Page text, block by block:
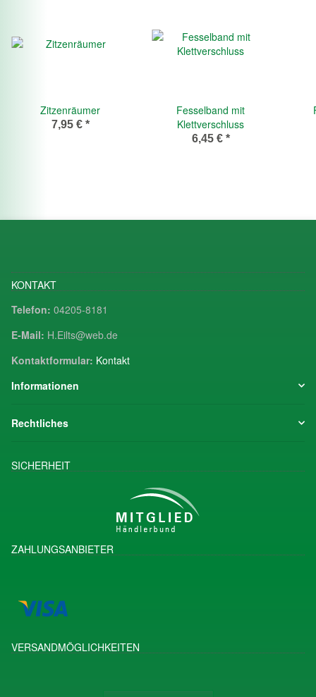
Zitzenräumer
7,95 € *
Fesselband mit
Klettverschluss
6,45 € *
KONTAKT
Telefon: 04205-8181
E-Mail: H.Eilts@web.de
Kontaktformular: Kontakt
Informationen
Rechtliches
SICHERHEIT
ZAHLUNGSANBIETER
VERSANDMÖGLICHKEITEN